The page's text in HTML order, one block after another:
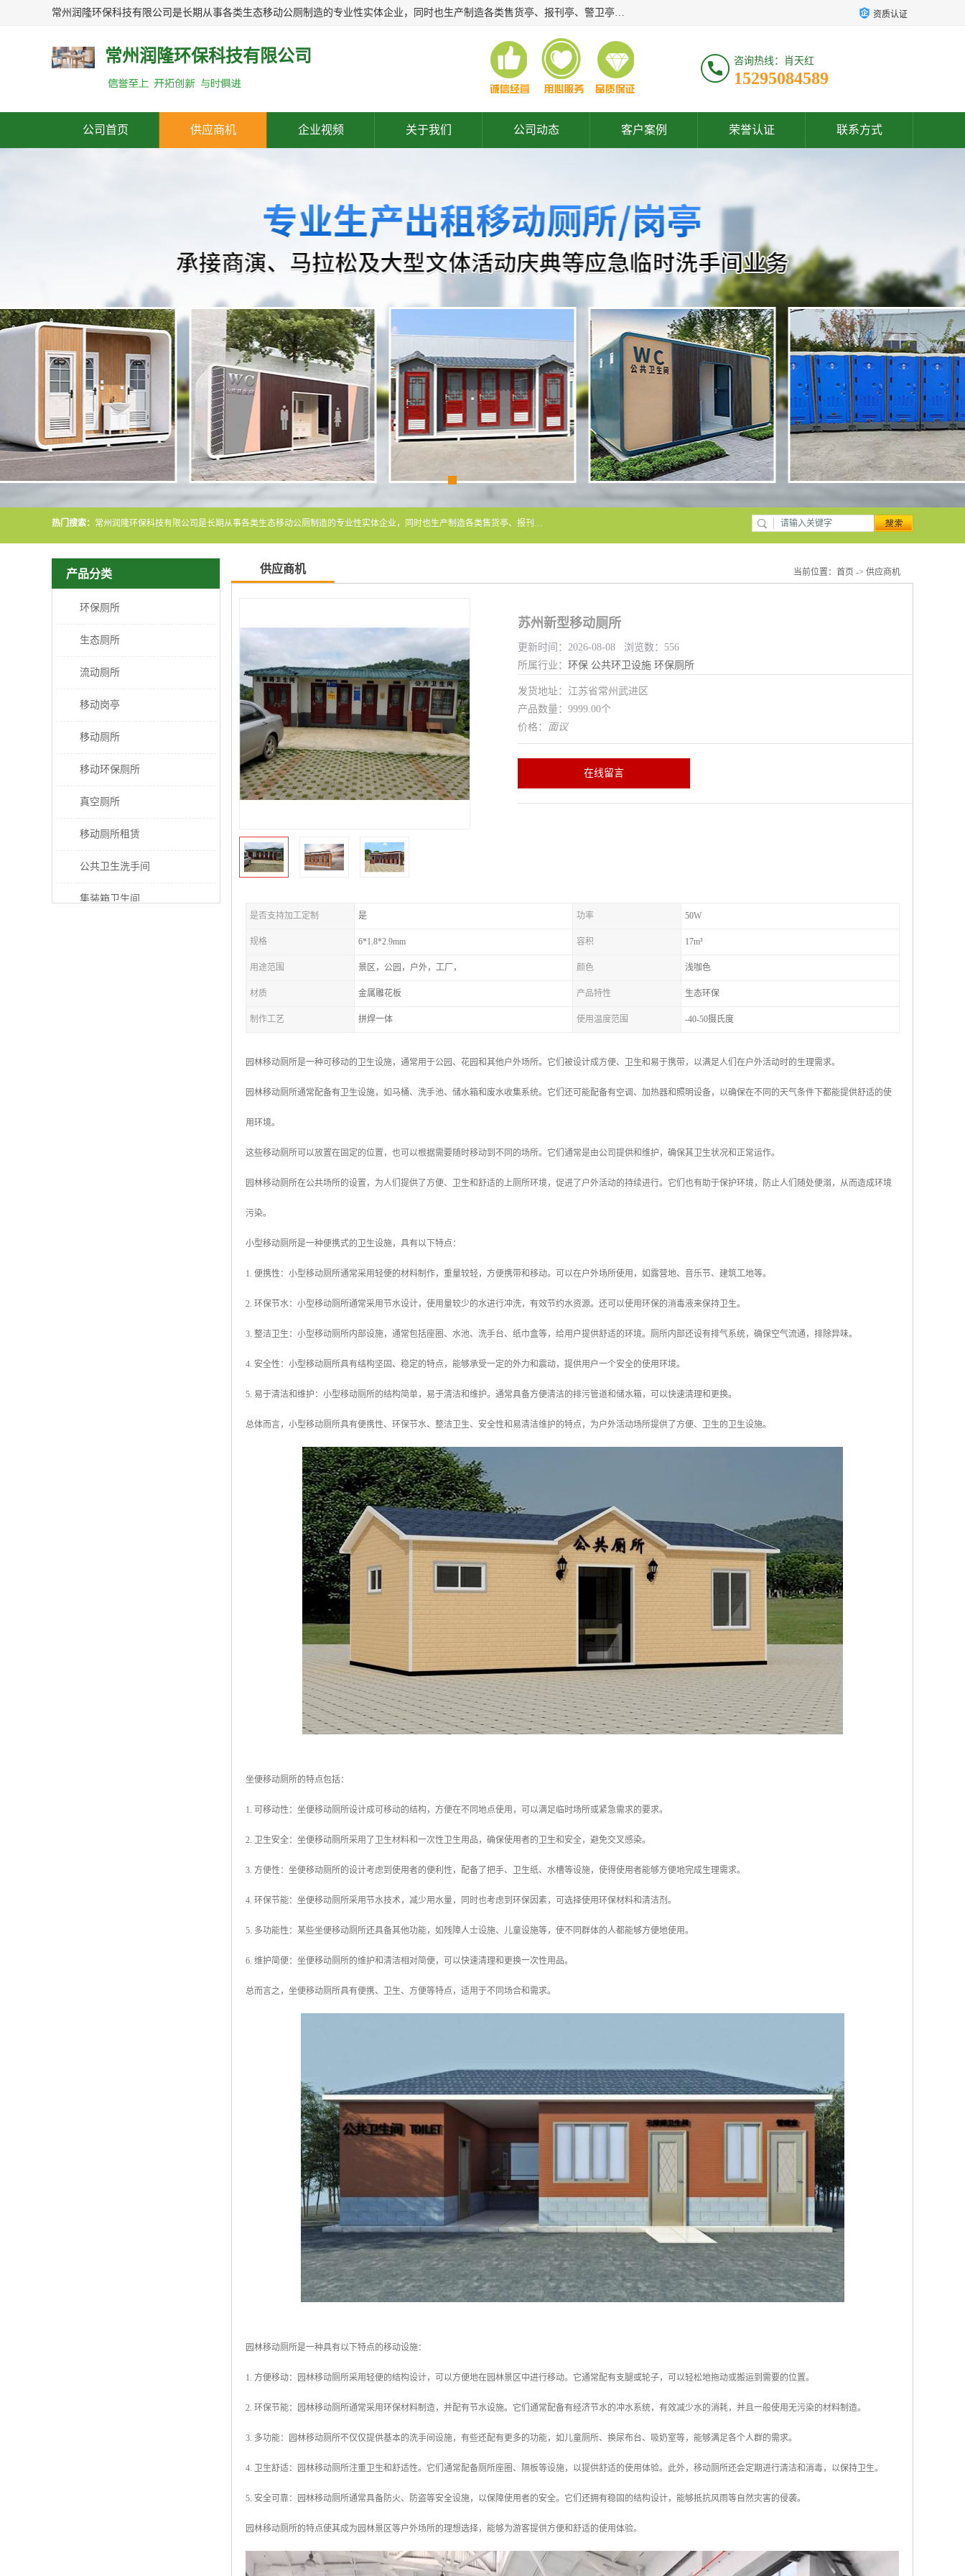
常州润隆环保科技有限公司是长期从事各类生态移动公厕制造的专业性实体企业，同时也生产制造各类售货亭、报刊亭、警卫亭等，我公司将尽全力为各用户在设计、制造、服务上提供快捷满意的全程服务，本公司愿与各用户携手共创辉煌业绩。主要产品：移动厕所;、生态厕所、 环保厕所、 流动厕所、商亭、岗亭、活动板房、移动厕所租赁等； 资质认证
常州润隆环保科技有限公司 咨询热线：肖天红
15295084589
公司首页 供应商机 企业视频 关于我们 公司动态 客户案例 荣誉认证 联系方式
热门搜索： 常州润隆环保科技有限公司是长期从事各类生态移动公厕制造的专业性实体企业，同时也生产制造各类售货亭、报刊亭、警卫亭等，我公司将尽全力为各用户在设计、制造、服务上提供快捷满意的全程服务，本公司愿与各用户携手共创辉煌业绩。主要产品：移动厕所;、生态厕所、 环保厕所、 流动厕所、商亭、岗亭、活动板房、移动厕所租赁等；
产品分类
环保厕所
生态厕所
流动厕所
移动岗亭
移动厕所
移动环保厕所
真空厕所
移动厕所租赁
公共卫生洗手间
集装箱卫生间
供应商机 当前位置： 首页 -> 供应商机
苏州新型移动厕所
更新时间：2026-08-08 浏览数：556
所属行业： 环保 公共环卫设施 环保厕所
发货地址：江苏省常州武进区
产品数量：9999.00个
价格： 面议
在线留言
是否支持加工定制 是 功率 50W
规格 6*1.8*2.9mm 容积 17m³
用途范围 景区，公园，户外，工厂， 颜色 浅咖色
材质 金属雕花板 产品特性 生态环保
制作工艺 拼焊一体 使用温度范围 -40-50摄氏度
园林移动厕所是一种可移动的卫生设施，通常用于公园、花园和其他户外场所。它们被设计成方便、卫生和易于携带，以满足人们在户外活动时的生理需求。
园林移动厕所通常配备有卫生设施，如马桶、洗手池、储水箱和废水收集系统。它们还可能配备有空调、加热器和照明设备，以确保在不同的天气条件下都能提供舒适的使
用环境。
这些移动厕所可以放置在固定的位置，也可以根据需要随时移动到不同的场所。它们通常是由公司提供和维护，确保其卫生状况和正常运作。
园林移动厕所在公共场所的设置，为人们提供了方便、卫生和舒适的上厕所环境，促进了户外活动的持续进行。它们也有助于保护环境，防止人们随处便溺，从而造成环境
污染。
小型移动厕所是一种便携式的卫生设施，具有以下特点：
1. 便携性：小型移动厕所通常采用轻便的材料制作，重量较轻，方便携带和移动。可以在户外场所使用，如露营地、音乐节、建筑工地等。
2. 环保节水：小型移动厕所通常采用节水设计，使用量较少的水进行冲洗，有效节约水资源。还可以使用环保的消毒液来保持卫生。
3. 整洁卫生：小型移动厕所内部设施，通常包括座圈、水池、洗手台、纸巾盒等，给用户提供舒适的环境。厕所内部还设有排气系统，确保空气流通，排除异味。
4. 安全性：小型移动厕所具有结构坚固、稳定的特点，能够承受一定的外力和震动，提供用户一个安全的使用环境。
5. 易于清洁和维护：小型移动厕所的结构简单，易于清洁和维护。通常具备方便清洁的排污管道和储水箱，可以快速清理和更换。
总体而言，小型移动厕所具有便携性、环保节水、整洁卫生、安全性和易清洁维护的特点，为户外活动场所提供了方便、卫生的卫生设施。
坐便移动厕所的特点包括：
1. 可移动性：坐便移动厕所设计成可移动的结构，方便在不同地点使用，可以满足临时场所或紧急需求的要求。
2. 卫生安全：坐便移动厕所采用了卫生材料和一次性卫生用品，确保使用者的卫生和安全，避免交叉感染。
3. 方便性：坐便移动厕所的设计考虑到使用者的便利性，配备了把手、卫生纸、水槽等设施，使得使用者能够方便地完成生理需求。
4. 环保节能：坐便移动厕所采用节水技术，减少用水量，同时也考虑到环保因素，可选择使用环保材料和清洁剂。
5. 多功能性：某些坐便移动厕所还具备其他功能，如残障人士设施、儿童设施等，使不同群体的人都能够方便地使用。
6. 维护简便：坐便移动厕所的维护和清洁相对简便，可以快速清理和更换一次性用品。
总而言之，坐便移动厕所具有便携、卫生、方便等特点，适用于不同场合和需求。
园林移动厕所是一种具有以下特点的移动设施：
1. 方便移动：园林移动厕所采用轻便的结构设计，可以方便地在园林景区中进行移动。它通常配有支腿或轮子，可以轻松地拖动或搬运到需要的位置。
2. 环保节能：园林移动厕所通常采用环保材料制造，并配有节水设施。它们通常配备有经济节水的冲水系统，有效减少水的消耗，并且一般使用无污染的材料制造。
3. 多功能：园林移动厕所不仅仅提供基本的洗手间设施，有些还配有更多的功能，如儿童厕所、换尿布台、吸奶室等，能够满足各个人群的需求。
4. 卫生舒适：园林移动厕所注重卫生和舒适性。它们通常配备厕所座圈、隔板等设施，以提供舒适的使用体验。此外，移动厕所还会定期进行清洁和消毒，以保持卫生。
5. 安全可靠：园林移动厕所通常具备防火、防盗等安全设施，以保障使用者的安全。它们还拥有稳固的结构设计，能够抵抗风雨等自然灾害的侵袭。
园林移动厕所的特点使其成为园林景区等户外场所的理想选择，能够为游客提供方便和舒适的使用体验。